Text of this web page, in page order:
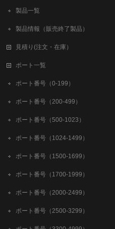
製品一覧
製品情報（販売終了製品）
見積り(注文・在庫）
ポート一覧
ポート番号（0-199）
ポート番号（200-499）
ポート番号（500-1023）
ポート番号（1024-1499）
ポート番号（1500-1699）
ポート番号（1700-1999）
ポート番号（2000-2499）
ポート番号（2500-3299）